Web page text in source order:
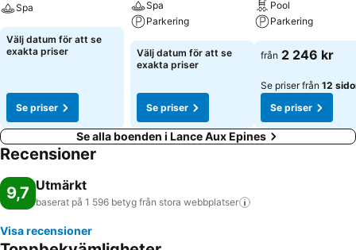
Spa
Välj datum för att se
exakta priser
Se priser
Spa
Parkering
Välj datum för att se
exakta priser
Se priser
Pool
Parkering
från 2 246 kr
Se priser från 12
Se priser
Se alla boenden i Lance Aux Epines
Recensioner
9,7 Utmärkt
baserat på 1 596 betyg från stora webbplatser
Visa recensioner